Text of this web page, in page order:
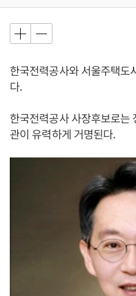
한국전력공사와 서울주택도
다.
한국전력공사 사장후보로는
관이 유력하게 거명된다.